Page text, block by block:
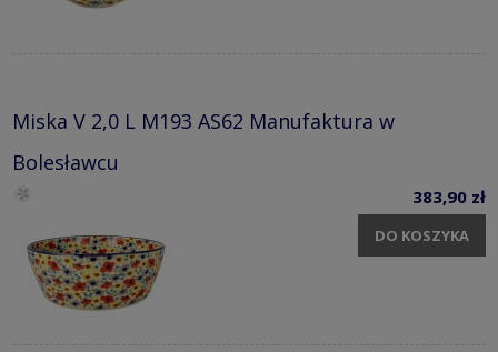
Miska V 2,0 L M193 AS62 Manufaktura w
Bolesławcu
383,90 zł
DO KOSZYKA